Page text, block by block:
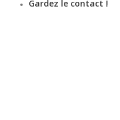
Gardez le contact !